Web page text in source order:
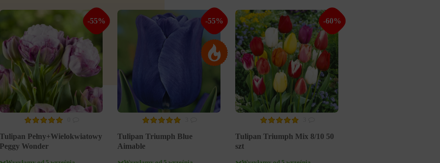
-55%
Tulipan Pełny+Wielokwiatowy
Peggy Wonder
-55%
Tulipan Triumph Blue
Aimable
-60%
Tulipan Triumph Mix 8/10 50
szt